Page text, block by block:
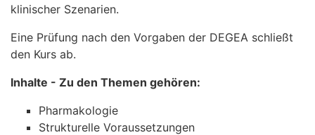
klinischer Szenarien.
Eine Prüfung nach den Vorgaben der DEGEA schließt
den Kurs ab.
Inhalte - Zu den Themen gehören:
Pharmakologie
Strukturelle Voraussetzungen